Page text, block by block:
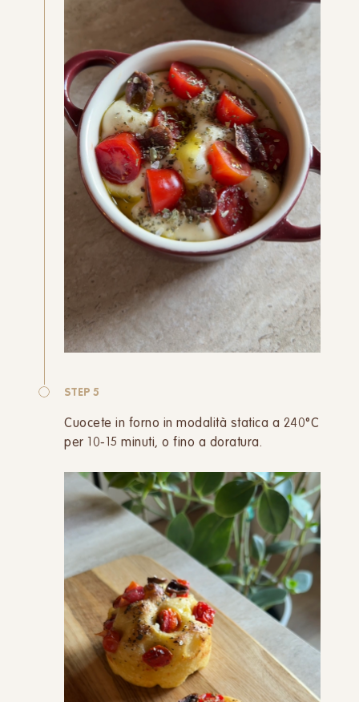
STEP 5
Cuocete in forno in modalità statica a 240°C
per 10-15 minuti, o fino a doratura.